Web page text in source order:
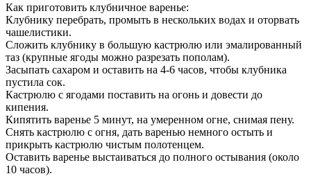
Как приготовить клубничное варенье:
Клубнику перебрать, промыть в нескольких водах и оторвать
чашелистики.
Сложить клубнику в большую кастрюлю или эмалированный
таз (крупные ягоды можно разрезать пополам).
Засыпать сахаром и оставить на 4-6 часов, чтобы клубника
пустила сок.
Кастрюлю с ягодами поставить на огонь и довести до
кипения.
Кипятить варенье 5 минут, на умеренном огне, снимая пену.
Снять кастрюлю с огня, дать варенью немного остыть и
прикрыть кастрюлю чистым полотенцем.
Оставить варенье выстаиваться до полного остывания (около
10 часов).